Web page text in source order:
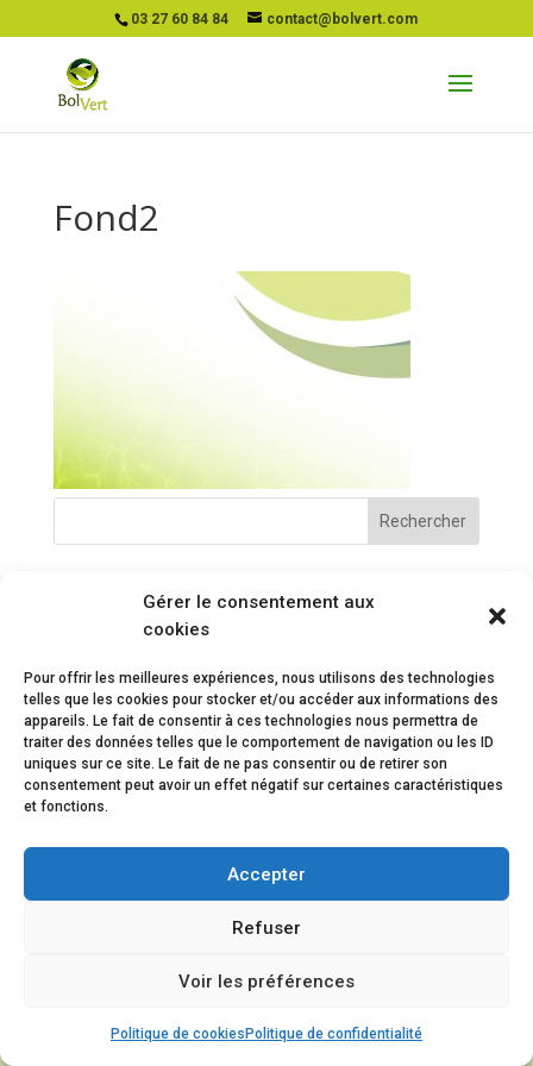
Gérer le consentement aux
cookies
Pour offrir les meilleures expériences, nous utilisons des technologies
telles que les cookies pour stocker et/ou accéder aux informations des
appareils. Le fait de consentir à ces technologies nous permettra de
traiter des données telles que le comportement de navigation ou les ID
uniques sur ce site. Le fait de ne pas consentir ou de retirer son
consentement peut avoir un effet négatif sur certaines caractéristiques
et fonctions.
Accepter
Refuser
Voir les préférences
Politique de cookies Politique de confidentialité
03 27 60 84 84 contact@bolvert.com
Fond2
SIRET : 78385408600049 - APE : 85-3H - Centre de Formation : 31590325659
- DRJSCS : 596011004 - Agrément séjours de vacances adaptées -
Répertoire départemental Éducation Nationale - | Mentions légales |